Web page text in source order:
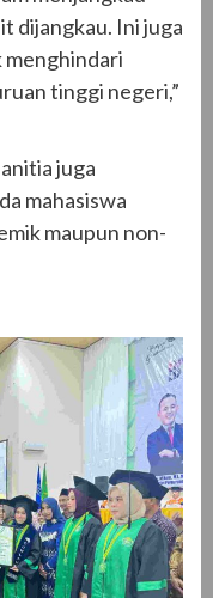
dijangkau. Ini juga
menghindari
tinggi negeri,”
juga
mahasiswa
maupun non-